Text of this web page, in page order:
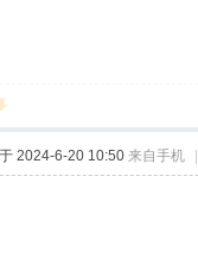
2024-6-20 10:50 来自手机 |